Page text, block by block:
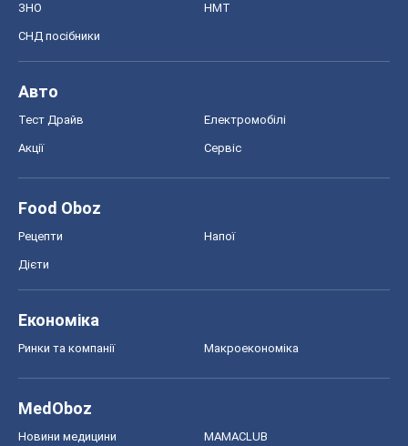
ЗНО НМТ
СНД посібники
Авто
Тест Драйв Електромобілі
Акції Сервіс
Food Oboz
Рецепти Напої
Дієти
Економіка
Ринки та компанії Макроекономіка
MedOboz
Новини медицини MAMACLUB